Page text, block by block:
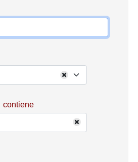
contiene